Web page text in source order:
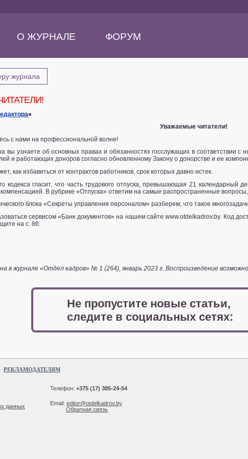
О ЖУРНАЛЕ ФОРУМ
журнала
»
Уважаемые читатели!
с нами на профессиональной волне!
вы узнаете об основных правах и обязанностях госслужащих в соответствии
и работающих доноров согласно обновленному Закону о донорстве и ее
как избавиться от контрактов работников, срок которых давно истек.
кодекса гласит, что часть трудового отпуска, превышающая 21
В рубрике «Отпуска» ответим на самые распространенные
блока «Секреты управления персоналом» разберем, что такое
сервисом «Банк документов» на нашем сайте www.otdelkadrov.by. Код
на с. 86.
в журнале «Отдел кадров» № 1 (264), январь 2023 г. Воспроизведение
Не пропустите новые статьи,
следите в социальных сетях:
РЕКЛАМОДАТЕЛЯМ
данных
Телефон: +375 (17) 385-24-54
Email: editor@otdelkadrov.by
Обратная связь